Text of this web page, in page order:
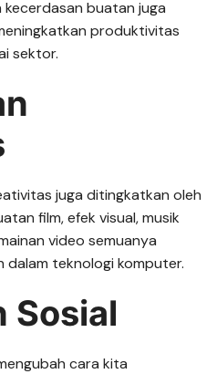
buatan juga
produktivitas
sektor.
juga ditingkatkan oleh
film, efek visual, musik
video semuanya
dalam teknologi komputer.
Sosial
cara kita